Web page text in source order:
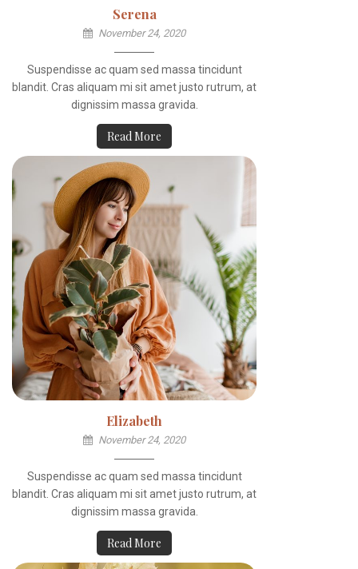
Serena
November 24, 2020
Suspendisse ac quam sed massa tincidunt
blandit. Cras aliquam mi sit amet justo rutrum, at
dignissim massa gravida.
Read More
Elizabeth
November 24, 2020
Suspendisse ac quam sed massa tincidunt
blandit. Cras aliquam mi sit amet justo rutrum, at
dignissim massa gravida.
Read More